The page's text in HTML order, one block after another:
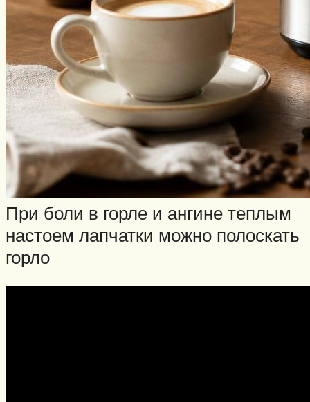
При боли в горле и ангине теплым
настоем лапчатки можно полоскать
горло